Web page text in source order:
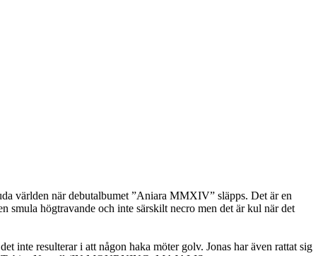
världen när debutalbumet ”Aniara MMXIV” släpps. Det är en
smula högtravande och inte särskilt necro men det är kul när det
inte resulterar i att någon haka möter golv. Jonas har även rattat sig